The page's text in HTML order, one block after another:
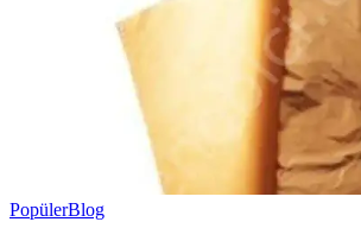
PopülerBlog